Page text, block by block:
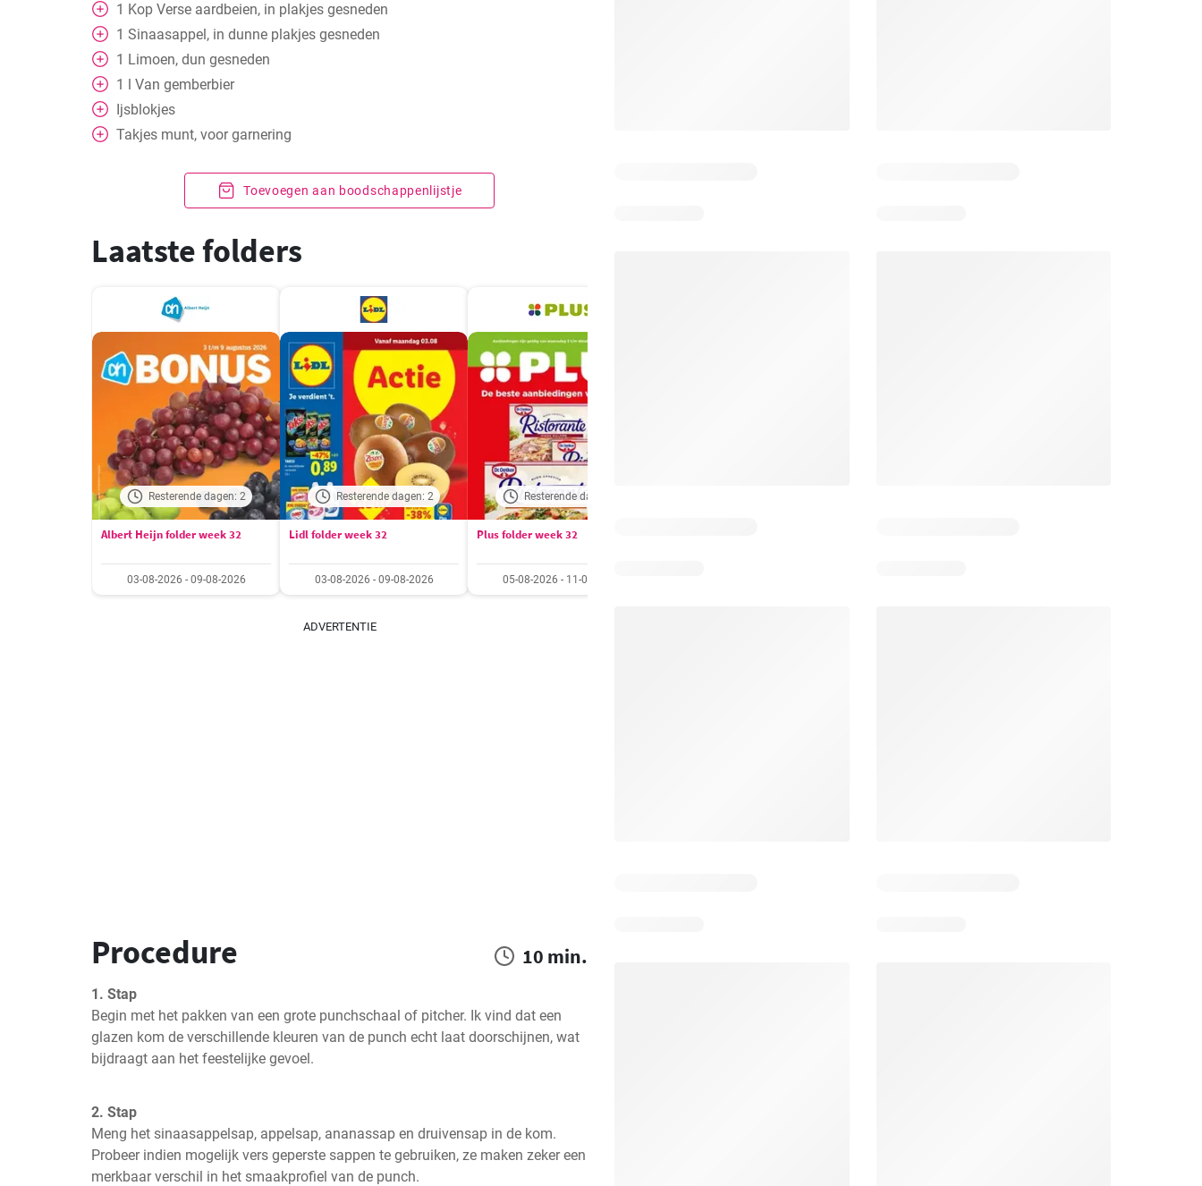
1 Kop Verse aardbeien, in plakjes gesneden
1 Sinaasappel, in dunne plakjes gesneden
1 Limoen, dun gesneden
1 l Van gemberbier
Ijsblokjes
Takjes munt, voor garnering
Toevoegen aan boodschappenlijstje
Laatste folders
Resterende dagen: 2
Albert Heijn folder week 32
03-08-2026 - 09-08-2026
Resterende dagen: 2
Lidl folder week 32
03-08-2026 - 09-08-2026
Resterende dagen: 4
Plus folder week 32
05-08-2026 - 11-08-2026
ADVERTENTIE
Procedure 10 min.
1. Stap
Begin met het pakken van een grote punchschaal of pitcher. Ik vind dat een
glazen kom de verschillende kleuren van de punch echt laat doorschijnen, wat
bijdraagt aan het feestelijke gevoel.
2. Stap
Meng het sinaasappelsap, appelsap, ananassap en druivensap in de kom.
Probeer indien mogelijk vers geperste sappen te gebruiken, ze maken zeker een
merkbaar verschil in het smaakprofiel van de punch.